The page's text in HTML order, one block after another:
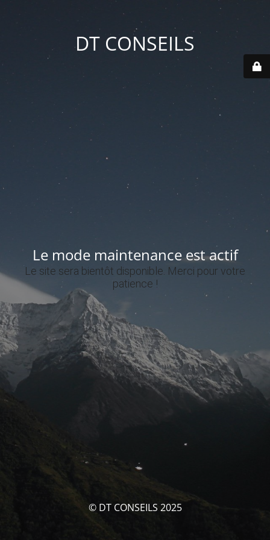
DT CONSEILS
Le mode maintenance est actif
Le site sera bientôt disponible. Merci pour votre
patience !
© DT CONSEILS 2025